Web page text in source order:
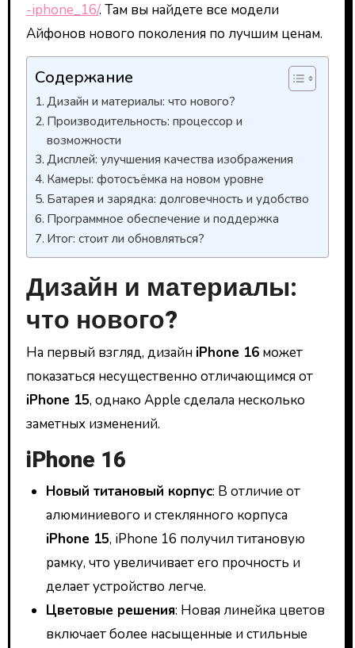
-iphone_16/. Там вы найдете все модели
Айфонов нового поколения по лучшим ценам.
Содержание
Дизайн и материалы: что нового?
Производительность: процессор и
возможности
Дисплей: улучшения качества изображения
Камеры: фотосъёмка на новом уровне
Батарея и зарядка: долговечность и удобство
Программное обеспечение и поддержка
Итог: стоит ли обновляться?
Дизайн и материалы:
что нового?
На первый взгляд, дизайн iPhone 16может
показаться несущественно отличающимся от
iPhone 15, однако Apple сделала несколько
заметных изменений.
iPhone 16
Новый титановый корпус: В отличие от
алюминиевого и стеклянного корпуса
iPhone 15, iPhone 16 получил титановую
рамку, что увеличивает его прочность и
делает устройство легче.
Цветовые решения: Новая линейка цветов
включает более насыщенные и стильные